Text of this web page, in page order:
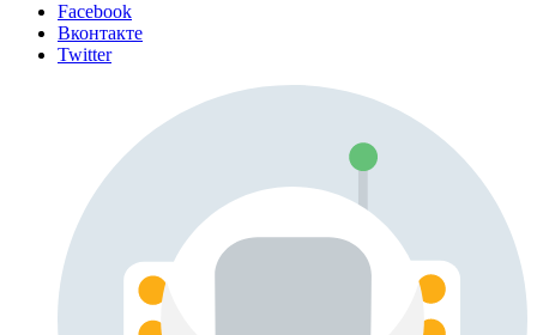
Facebook
Вконтакте
Twitter